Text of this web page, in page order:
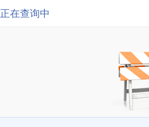
正在查询中